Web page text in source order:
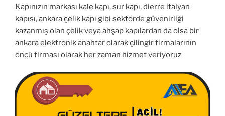
Kapınızın markası kale kapı, sur kapı, dierre italyan
kapısı, ankara çelik kapı gibi sektörde güvenirliği
kazanmış olan çelik veya ahşap kapılardan da olsa bir
ankara elektronik anahtar olarak çilingir firmalarının
öncü firması olarak her zaman hizmet veriyoruz